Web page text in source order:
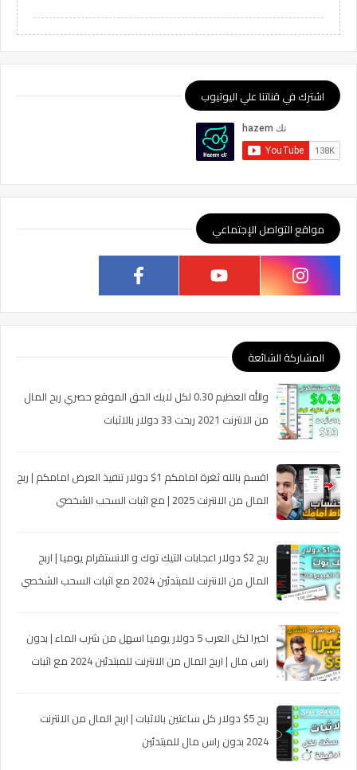
اشترك في قناتنا علي اليوتيوب
مواقع التواصل الإجتماعي
المشاركة الشائعة
والله العظيم 0.30 لكل لايك الحق الموقع حصري ربح المال
من الانترنت 2021 ربحت 33 دولار بالاثبات
اقسم بالله ثغرة امامكم 1$ دولار تنفيذ العرض امامكم | ربح
المال من الانترنت 2025 | مع اثبات السحب الشخصي
ربح 2$ دولار اعجابات التيك توك و الانستقرام يوميا | اربح
المال من الانترنت للمبتدئين 2024 مع اثبات السحب الشخصي
اخيرا لكل العرب 5 دولار يوميا اسهل من شرب الماء | بدون
راس مال | اربح المال من الانترنت للمبتدئين 2024 مع اثبات
ربح 5$ دولار كل ساعتين بالاثبات | اربح المال من الانترنت
2024 بدون راس مال للمبتدئين